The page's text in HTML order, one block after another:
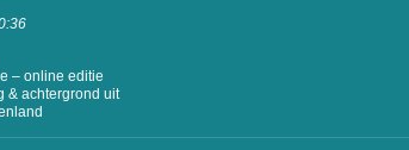
– online editie
& achtergrond uit